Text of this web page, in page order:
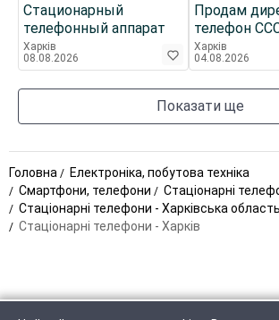
Стационарный
телефонный аппарат
Харків
08.08.2026
Продам
телефон
СССР
Харків
04.08.2026
Показати ще
Головна
Електроніка, побутова техніка
Смартфони, телефони
Стаціонарні
Стаціонарні телефони - Харківська область
Стаціонарні телефони - Харків